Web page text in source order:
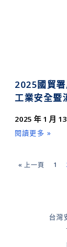
2025國貿
工業安全暨
2025 年 1 月
閱讀更多 »
« 上一頁 1
台灣